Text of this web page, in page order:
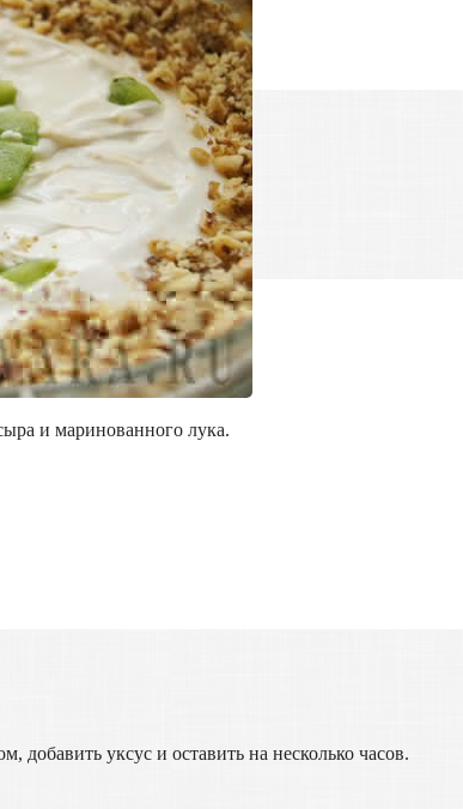
и маринованного лука.
добавить уксус и оставить на несколько часов.